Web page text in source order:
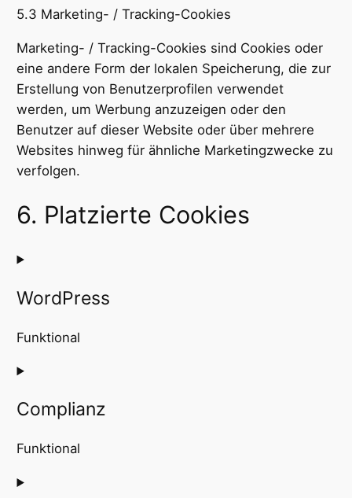
5.3 Marketing- / Tracking-Cookies
Marketing- / Tracking-Cookies sind Cookies oder
eine andere Form der lokalen Speicherung, die zur
Erstellung von Benutzerprofilen verwendet
werden, um Werbung anzuzeigen oder den
Benutzer auf dieser Website oder über mehrere
Websites hinweg für ähnliche Marketingzwecke zu
verfolgen.
6. Platzierte Cookies
WordPress
Funktional
Consent
service
Complianz
Funktional
Consent